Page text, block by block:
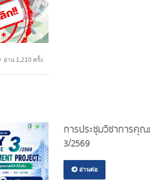
อ่าน 1,210 ครั้ง
การประชุมวิชาการคุ
3/2569
อ่านต่อ